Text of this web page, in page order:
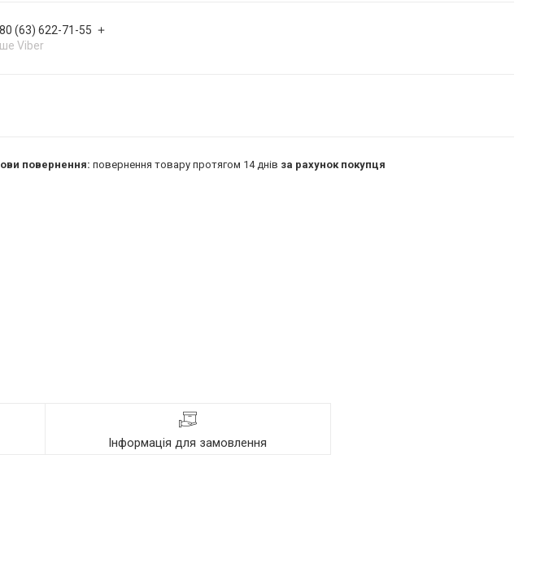
(63) 622-71-55
Viber
повернення товару протягом 14 днів за рахунок покупця
Інформація для замовлення